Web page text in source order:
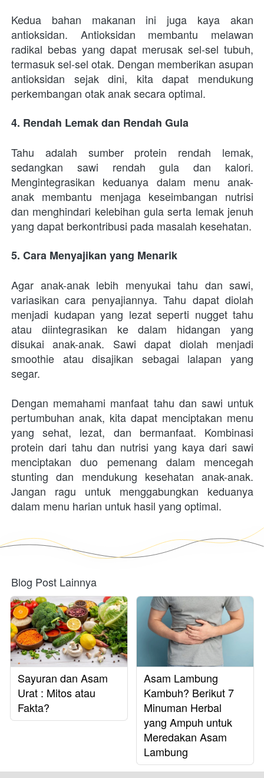
Kedua bahan makanan ini juga kaya akan
antioksidan. Antioksidan membantu melawan
radikal bebas yang dapat merusak sel-sel tubuh,
termasuk sel-sel otak. Dengan memberikan asupan
antioksidan sejak dini, kita dapat mendukung
perkembangan otak anak secara optimal.
4. Rendah Lemak dan Rendah Gula
Tahu adalah sumber protein rendah lemak,
sedangkan sawi rendah gula dan kalori.
Mengintegrasikan keduanya dalam menu anak-
anak membantu menjaga keseimbangan nutrisi
dan menghindari kelebihan gula serta lemak jenuh
yang dapat berkontribusi pada masalah kesehatan.
5. Cara Menyajikan yang Menarik
Agar anak-anak lebih menyukai tahu dan sawi,
variasikan cara penyajiannya. Tahu dapat diolah
menjadi kudapan yang lezat seperti nugget tahu
atau diintegrasikan ke dalam hidangan yang
disukai anak-anak. Sawi dapat diolah menjadi
smoothie atau disajikan sebagai lalapan yang
segar.
Dengan memahami manfaat tahu dan sawi untuk
pertumbuhan anak, kita dapat menciptakan menu
yang sehat, lezat, dan bermanfaat. Kombinasi
protein dari tahu dan nutrisi yang kaya dari sawi
menciptakan duo pemenang dalam mencegah
stunting dan mendukung kesehatan anak-anak.
Jangan ragu untuk menggabungkan keduanya
dalam menu harian untuk hasil yang optimal.
Blog Post Lainnya
Sayuran dan Asam
Urat : Mitos atau
Fakta?
Asam Lambung
Kambuh? Berikut 7
Minuman Herbal
yang Ampuh untuk
Meredakan Asam
Lambung